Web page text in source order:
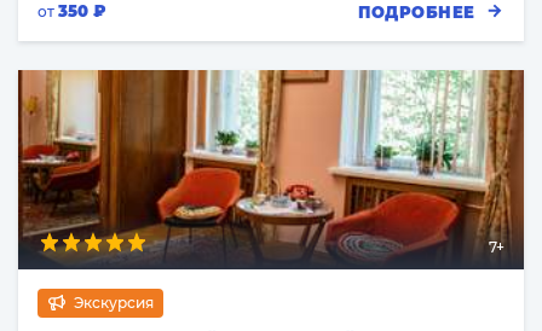
от 350 ₽ ПОДРОБНЕЕ
7+
Экскурсия